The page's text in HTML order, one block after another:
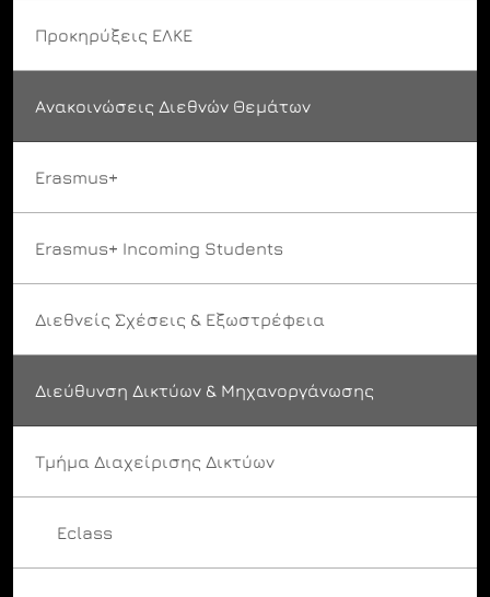
Προκηρύξεις ΕΛΚΕ
Ανακοινώσεις Διεθνών Θεμάτων
Erasmus+
Erasmus+ Incoming Students
Διεθνείς Σχέσεις & Εξωστρέφεια
Διεύθυνση Δικτύων & Μηχανοργάνωσης
Τμήμα Διαχείρισης Δικτύων
Eclass